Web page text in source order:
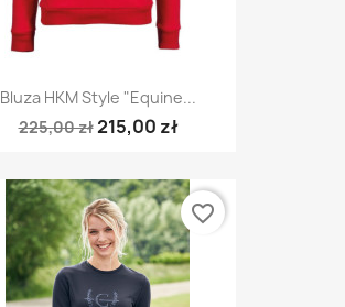
Bluza HKM Style "Equine...
225,00 zł215,00 zł
favorite_border